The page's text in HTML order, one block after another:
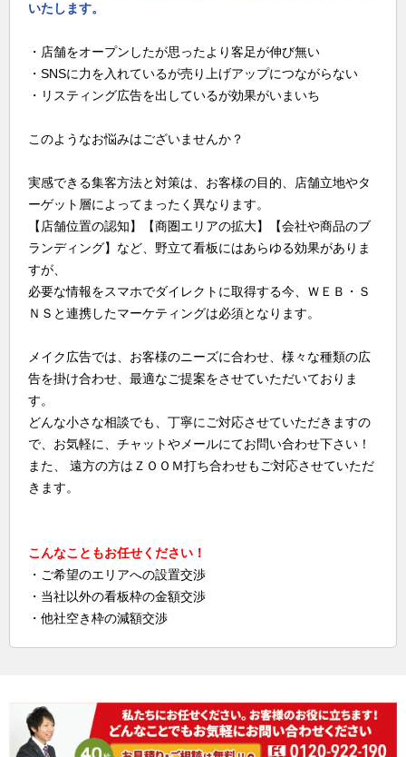
いたします。
・店舗をオープンしたが思ったより客足が伸び無い
・SNSに力を入れているが売り上げアップにつながらない
・リスティング広告を出しているが効果がいまいち
このようなお悩みはございませんか？
実感できる集客方法と対策は、お客様の目的、店舗立地やタ
ーゲット層によってまったく異なります。
【店舗位置の認知】【商圏エリアの拡大】【会社や商品のブ
ランディング】など、野立て看板にはあらゆる効果がありま
すが、
必要な情報をスマホでダイレクトに取得する今、ＷＥＢ・Ｓ
ＮＳと連携したマーケティングは必須となります。
メイク広告では、お客様のニーズに合わせ、様々な種類の広
告を掛け合わせ、最適なご提案をさせていただいておりま
す。
どんな小さな相談でも、丁寧にご対応させていただきますの
で、お気軽に、チャットやメールにてお問い合わせ下さい！
また、 遠方の方はＺＯＯＭ打ち合わせもご対応させていただ
きます。
こんなこともお任せください！
・ご希望のエリアへの設置交渉
・当社以外の看板枠の金額交渉
・他社空き枠の減額交渉